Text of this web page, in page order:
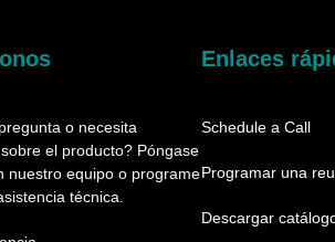
o necesita
el producto? Póngase
nuestro equipo o programe
técnica.
Enlaces
Schedule a Call
Programar una
Descargar